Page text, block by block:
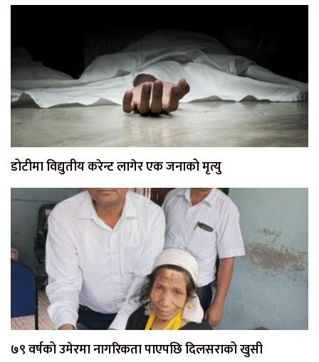
डोटीमा विद्युतीय करेन्ट लागेर एक जनाको मृत्यु
७९ वर्षको उमेरमा नागरिकता पाएपछि दिलसराको खुसी